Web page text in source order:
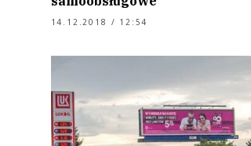
14.12.2018 / 12:54